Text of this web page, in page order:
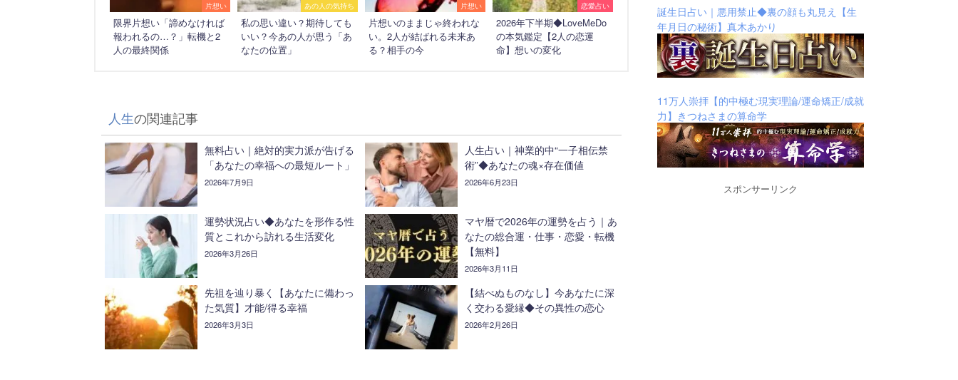
片想い
限界片想い「諦めなければ
報われるの…？」転機と2
人の最終関係
あの人の気持ち
私の思い違い？期待しても
いい？今あの人が思う「あ
なたの位置」
片想い
片想いのままじゃ終われな
い。2人が結ばれる未来あ
る？相手の今
恋愛占い
2026年下半期◆LoveMeDo
の本気鑑定【2人の恋運
命】想いの変化
人生の関連記事
無料占い｜絶対的実力派が告げる
「あなたの幸福への最短ルート」
2026年7月9日
人生占い｜神業的中“一子相伝禁
術”◆あなたの魂×存在価値
2026年6月23日
運勢状況占い◆あなたを形作る性
質とこれから訪れる生活変化
2026年3月26日
マヤ暦で2026年の運勢を占う｜あ
なたの総合運・仕事・恋愛・転機
【無料】
2026年3月11日
先祖を辿り暴く【あなたに備わっ
た気質】才能/得る幸福
2026年3月3日
【結べぬものなし】今あなたに深
く交わる愛縁◆その異性の恋心
2026年2月26日
誕生日占い｜悪用禁止◆裏の顔も丸見え【生
年月日の秘術】真木あかり
11万人崇拝【的中極む現実理論/運命矯正/成就
力】きつねさまの算命学
スポンサーリンク